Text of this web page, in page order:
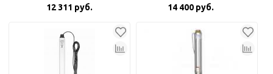
12 311 руб.
14 400 руб.